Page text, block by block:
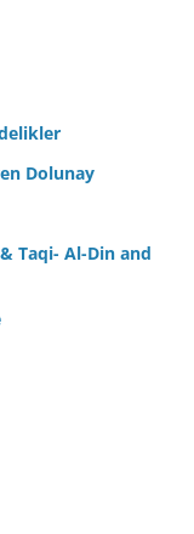
Dolunay
Taqi- Al-Din and